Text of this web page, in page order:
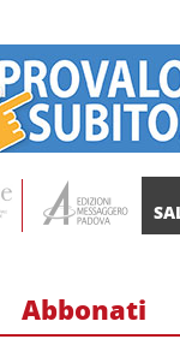
Abbonati